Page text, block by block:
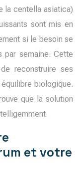
la centella asiatica)
sont mis en
si le besoin se
semaine. Cette
reconstruire ses
biologique.
que la solution
et votre